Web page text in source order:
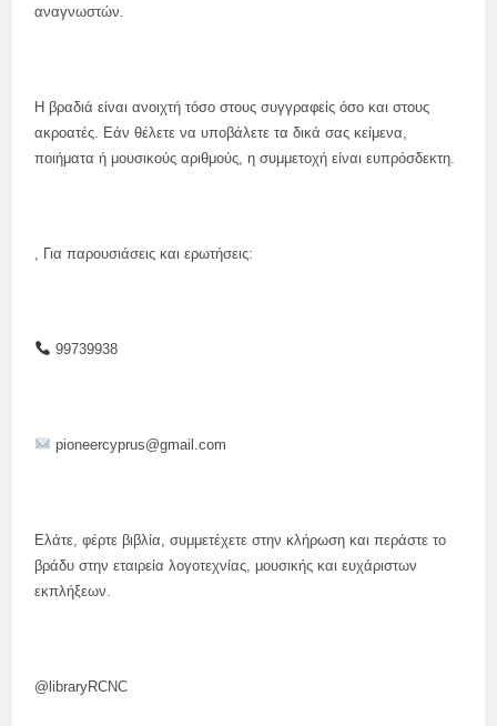
αναγνωστών.
Η βραδιά είναι ανοιχτή τόσο στους συγγραφείς όσο και στους
ακροατές. Εάν θέλετε να υποβάλετε τα δικά σας κείμενα,
ποιήματα ή μουσικούς αριθμούς, η συμμετοχή είναι ευπρόσδεκτη.
, Για παρουσιάσεις και ερωτήσεις:
99739938
pioneercyprus@gmail.com
Ελάτε, φέρτε βιβλία, συμμετέχετε στην κλήρωση και περάστε το
βράδυ στην εταιρεία λογοτεχνίας, μουσικής και ευχάριστων
εκπλήξεων.
@libraryRCNC